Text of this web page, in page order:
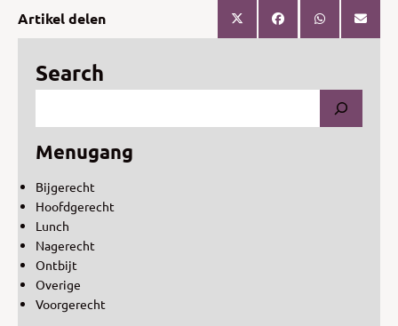
Artikel delen
Search
Menugang
Bijgerecht
Hoofdgerecht
Lunch
Nagerecht
Ontbijt
Overige
Voorgerecht